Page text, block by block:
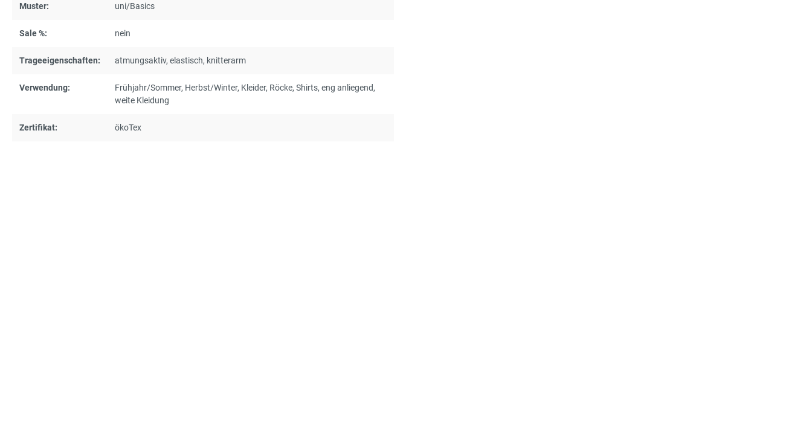
Muster: uni/Basics
Sale %: nein
Trageeigenschaften: atmungsaktiv, elastisch, knitterarm
Verwendung: Frühjahr/Sommer, Herbst/Winter, Kleider, Röcke, Shirts, eng anliegend,
weite Kleidung
Zertifikat: ökoTex